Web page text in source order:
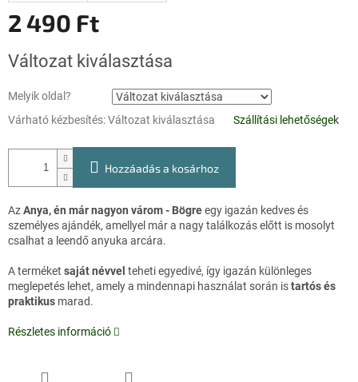
2 490 Ft
Változat kiválasztása
Melyik oldal?
Várható kézbesítés:Változat kiválasztása Szállítási lehetőségek
Hozzáadás a kosárhoz
AzAnya, én már nagyon várom - Bögreegy igazán kedves és
személyes ajándék, amellyel már a nagy találkozás előtt is mosolyt
csalhat a leendő anyuka arcára.
A terméket saját névvel teheti egyedivé, így igazán különleges
meglepetés lehet, amely a mindennapi használat során istartós és
praktikus marad.
Részletes információ